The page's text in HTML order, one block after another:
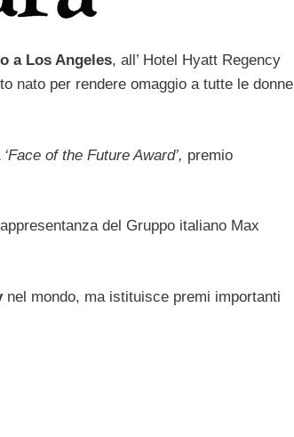
a Los Angeles, all’ Hotel Hyatt Regency
nato per rendere omaggio a tutte le donne
‘Face of the Future Award’, premio
del Gruppo italiano Max
nel mondo, ma istituisce premi importanti